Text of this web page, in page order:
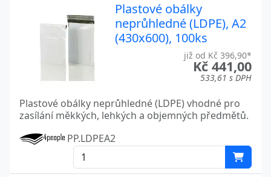
Plastové obálky
neprůhledné (LDPE), A2
(430x600), 100ks
již od Kč 396,90*
Kč 441,00
533,61 s DPH
Plastové obálky neprůhledné (LDPE) vhodné pro
zasílání měkkých, lehkých a objemných předmětů.
PP.LDPEA2